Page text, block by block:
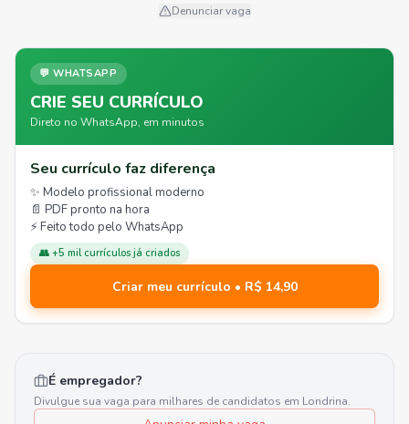
Denunciar vaga
💬 WHATSAPP
CRIE SEU CURRÍCULO
Direto no WhatsApp, em minutos
Seu currículo faz diferença
✨ Modelo profissional moderno
📄 PDF pronto na hora
⚡ Feito todo pelo WhatsApp
👥 +5 mil currículos já criados
Criar meu currículo • R$ 14,90
É empregador?
Divulgue sua vaga para milhares de candidatos em Londrina.